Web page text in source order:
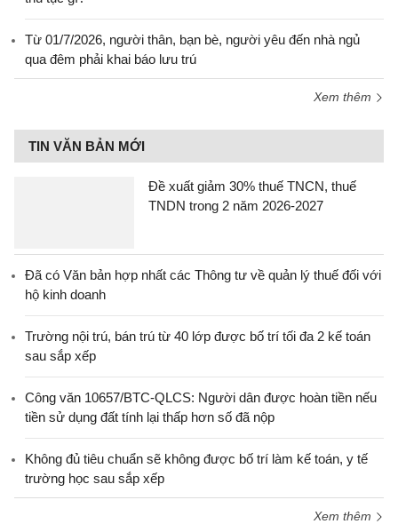
Từ 01/7/2026, người thân, bạn bè, người yêu đến nhà ngủ
qua đêm phải khai báo lưu trú
Xem thêm
TIN VĂN BẢN MỚI
Đề xuất giảm 30% thuế TNCN, thuế
TNDN trong 2 năm 2026-2027
Đã có Văn bản hợp nhất các Thông tư về quản lý thuế đối với
hộ kinh doanh
Trường nội trú, bán trú từ 40 lớp được bố trí tối đa 2 kế toán
sau sắp xếp
Công văn 10657/BTC-QLCS: Người dân được hoàn tiền nếu
tiền sử dụng đất tính lại thấp hơn số đã nộp
Không đủ tiêu chuẩn sẽ không được bố trí làm kế toán, y tế
trường học sau sắp xếp
Xem thêm